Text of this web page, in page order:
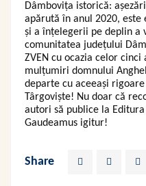
Dâmbovița istorică:
apărută în anul 2020,
și a înțelegerii pe deplin a
comunitatea județului
ZVEN cu ocazia celor
mulțumiri domnului
departe cu aceeași
Târgoviște! Nu doar că
autori să publice la
Gaudeamus igitur!
Share